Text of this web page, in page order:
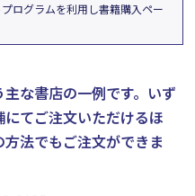
ログラムを利用し書籍購入ペー
な書店の一例です。 いず
てご注文いただけるほ
法でもご注文ができま